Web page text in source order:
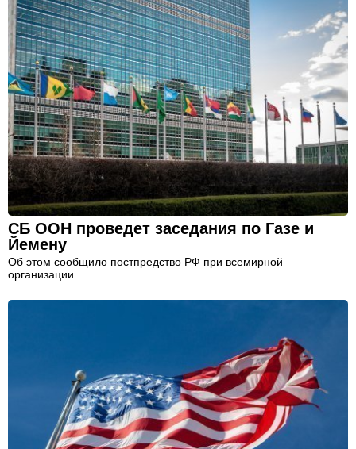
СБ ООН проведет заседания по Газе и
Йемену
Об этом сообщило постпредство РФ при всемирной
организации.